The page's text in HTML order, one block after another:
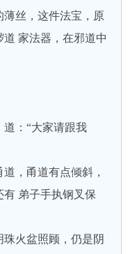
丝，这件法宝，原
家法器，在邪道中
：“大家请跟我
，甬道有点倾斜，
弟子手执钢叉保
火盆照顾，仍是阴